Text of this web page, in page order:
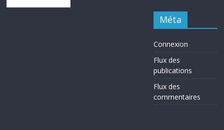
Méta
Connexion
Flux des
publications
Flux des
commentaires